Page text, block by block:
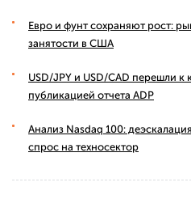
Евро и фунт сохраняют рост:
занятости в США
USD/JPY и USD/CAD перешли
публикацией отчета ADP
Анализ Nasdaq 100:
спрос на техносектор